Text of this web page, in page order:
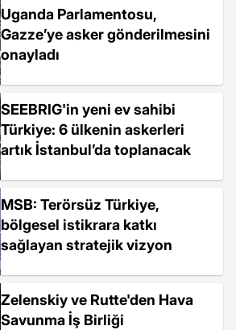
Uganda Parlamentosu,
Gazze’ye asker gönderilmesini
onayladı
SEEBRIG'in yeni ev sahibi
Türkiye: 6 ülkenin askerleri
artık İstanbul’da toplanacak
MSB: Terörsüz Türkiye,
bölgesel istikrara katkı
sağlayan stratejik vizyon
Zelenskiy ve Rutte'den Hava
Savunma İş Birliği